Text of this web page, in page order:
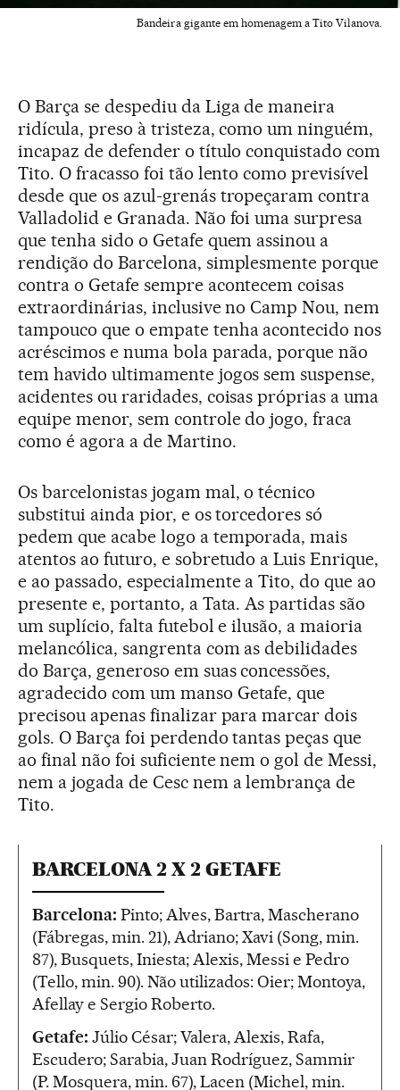
Bandeira gigante em homenagem a Tito Vilanova.
O Barça se despediu da Liga de maneira
ridícula, preso à tristeza, como um ninguém,
incapaz de defender o título conquistado com
Tito. O fracasso foi tão lento como previsível
desde que os azul-grenás tropeçaram contra
Valladolid e Granada. Não foi uma surpresa
que tenha sido o Getafe quem assinou a
rendição do Barcelona, simplesmente porque
contra o Getafe sempre acontecem coisas
extraordinárias, inclusive no Camp Nou, nem
tampouco que o empate tenha acontecido nos
acréscimos e numa bola parada, porque não
tem havido ultimamente jogos sem suspense,
acidentes ou raridades, coisas próprias a uma
equipe menor, sem controle do jogo, fraca
como é agora a de Martino.
Os barcelonistas jogam mal, o técnico
substitui ainda pior, e os torcedores só
pedem que acabe logo a temporada, mais
atentos ao futuro, e sobretudo a Luis Enrique,
e ao passado, especialmente a Tito, do que ao
presente e, portanto, a Tata. As partidas são
um suplício, falta futebol e ilusão, a maioria
melancólica, sangrenta com as debilidades
do Barça, generoso em suas concessões,
agradecido com um manso Getafe, que
precisou apenas finalizar para marcar dois
gols. O Barça foi perdendo tantas peças que
ao final não foi suficiente nem o gol de Messi,
nem a jogada de Cesc nem a lembrança de
Tito.
BARCELONA 2 X 2 GETAFE
Barcelona: Pinto; Alves, Bartra, Mascherano
(Fábregas, min. 21), Adriano; Xavi (Song, min.
87), Busquets, Iniesta; Alexis, Messi e Pedro
(Tello, min. 90). Não utilizados: Oier; Montoya,
Afellay e Sergio Roberto.
Getafe: Júlio César; Valera, Alexis, Rafa,
Escudero; Sarabia, Juan Rodríguez, Sammir
(P. Mosquera, min. 67), Lacen (Michel, min.